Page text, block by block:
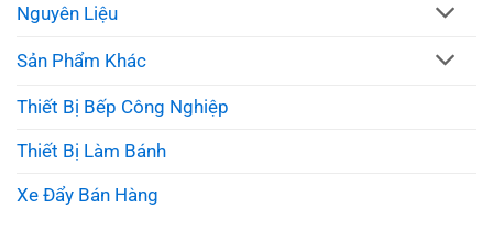
Nguyên Liệu
Sản Phẩm Khác
Thiết Bị Bếp Công Nghiệp
Thiết Bị Làm Bánh
Xe Đẩy Bán Hàng